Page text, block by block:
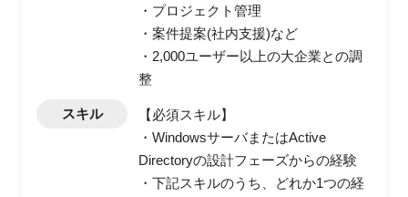
・プロジェクト管理
・案件提案(社内支援)など
・2,000ユーザー以上の大企業との調
整
スキル
【必須スキル】
・WindowsサーバまたはActive
Directoryの設計フェーズからの経験
・下記スキルのうち、どれか1つの経